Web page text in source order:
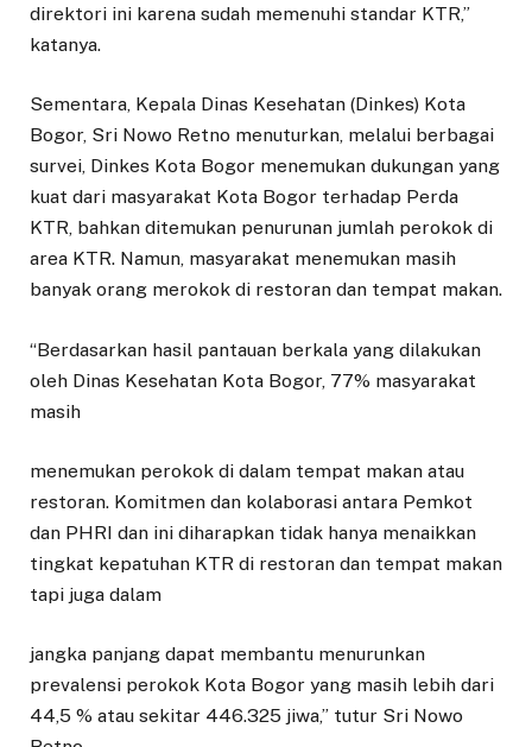
direktori ini karena sudah memenuhi standar KTR,”
katanya.
Sementara, Kepala Dinas Kesehatan (Dinkes) Kota
Bogor, Sri Nowo Retno menuturkan, melalui berbagai
survei, Dinkes Kota Bogor menemukan dukungan yang
kuat dari masyarakat Kota Bogor terhadap Perda
KTR, bahkan ditemukan penurunan jumlah perokok di
area KTR. Namun, masyarakat menemukan masih
banyak orang merokok di restoran dan tempat makan.
“Berdasarkan hasil pantauan berkala yang dilakukan
oleh Dinas Kesehatan Kota Bogor, 77% masyarakat
masih
menemukan perokok di dalam tempat makan atau
restoran. Komitmen dan kolaborasi antara Pemkot
dan PHRI dan ini diharapkan tidak hanya menaikkan
tingkat kepatuhan KTR di restoran dan tempat makan
tapi juga dalam
jangka panjang dapat membantu menurunkan
prevalensi perokok Kota Bogor yang masih lebih dari
44,5 % atau sekitar 446.325 jiwa,” tutur Sri Nowo